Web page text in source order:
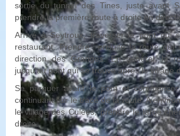
sortie du tunnel des Tines, juste avant
prendre la première route à droite en
Arrivé à Seytroux, traverser le pont qui
restaurant. Prendre ensuite la route qui
direction des Granges. En général, la
jusqu'au pont qui se trouve après le village
Se parquer avant le pont et
continuant sur le tracé de la route. A
le village des Culées, prendre le large
droite.